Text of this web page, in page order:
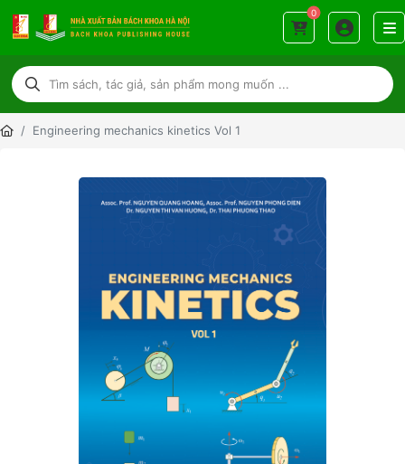
0
Engineering mechanics kinetics Vol 1